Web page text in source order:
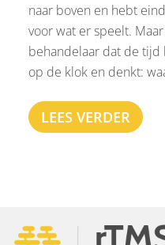
naar boven en hebt
voor wat er speelt.
behandelaar dat de tijd
op de klok en denkt:
LEES VERDER